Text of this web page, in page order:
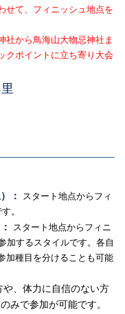
せて、フィニッシュ地点を
から鳥海山大物忌神社ま
クポイントに立ち寄り大会
：
スタート地点からフィ
。
スタート地点からフィニ
加するスタイルです。各自
加種目を分けることも可能
や、体力に自信のない方
みで参加が可能です。